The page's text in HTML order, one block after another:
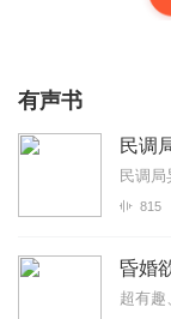
有声书
民调
民调
815
昏婚
超有趣